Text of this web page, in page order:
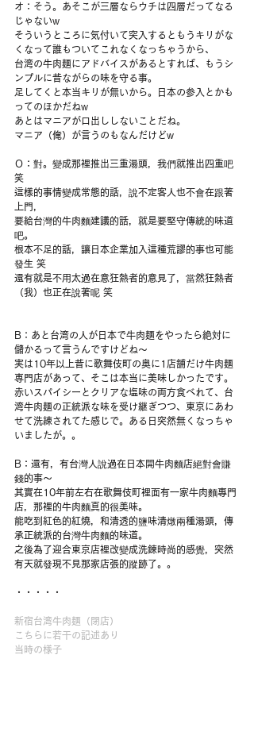
オ：そう。あそこが三層ならウチは四層だってなる
じゃないw
そういうところに気付いて突入するともうキリがな
くなって誰もついてこれなくなっちゃうから、
台湾の牛肉麺にアドバイスがあるとすれば、もうシ
ンプルに昔ながらの味を守る事。
足してくと本当キリが無いから。日本の参入とかも
ってのほかだねw
あとはマニアが口出ししないことだね。
マニア（俺）が言うのもなんだけどw
Ｏ：對。變成那裡推出三重湯頭，我們就推出四重吧
笑
這樣的事情變成常態的話，說不定客人也不會在跟著
上門，
要給台灣的牛肉麵建議的話，就是要堅守傳統的味道
吧。
根本不足的話，讓日本企業加入這種荒謬的事也可能
發生 笑
還有就是不用太過在意狂熱者的意見了，當然狂熱者
（我）也正在說著呢 笑
B：あと台湾の人が日本で牛肉麺をやったら絶対に
儲かるって言うんですけどね〜
実は10年以上昔に歌舞伎町の奥に1店舗だけ牛肉麺
専門店があって、そこは本当に美味しかったです。
赤いスパイシーとクリアな塩味の両方食べれて、台
湾牛肉麺の正統派な味を受け継ぎつつ、東京にあわ
せて洗練されてた感じで。ある日突然無くなっちゃ
いましたが。。
B：還有，有台灣人說過在日本開牛肉麵店絕對會賺
錢的事～
其實在10年前左右在歌舞伎町裡面有一家牛肉麵專門
店，那裡的牛肉麵真的很美味。
能吃到紅色的紅燒，和清透的鹽味清燉兩種湯頭，傳
承正統派的台灣牛肉麵的味道。
之後為了迎合東京店裡改變成洗鍊時尚的感覺，突然
有天就發現不見那家店張的蹤跡了。。
・・・・・
新宿台湾牛肉麺（閉店）
こちらに若干の記述あり
当時の様子